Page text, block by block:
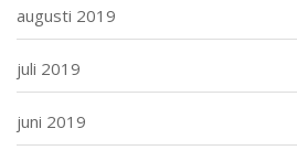
augusti 2019
juli 2019
juni 2019